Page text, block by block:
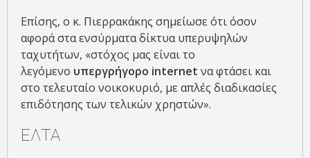
Επίσης, ο κ. Πιερρακάκης σημείωσε ότι όσον
αφορά στα ενσύρματα δίκτυα υπερυψηλών
ταχυτήτων, «στόχος μας είναι το
λεγόμενο υπεργρήγορο internet να φτάσει και
στο τελευταίο νοικοκυριό, με απλές διαδικασίες
επιδότησης των τελικών χρηστών».
ΕΛΤΑ